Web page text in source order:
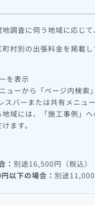
調査に伺う地域に応じ
村別の出張料金を掲載
を表示
ーから「ページ内検索
バーまたは共有メニュ
域には、「施工事例」
ます。
： 別途16,500円（税込）
以下の場合： 別途